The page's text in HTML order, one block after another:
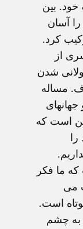
بین
آسان
کرد.
از
شدن
مساله
است که
ما فکر
می
است.
به چشم